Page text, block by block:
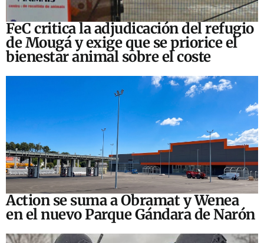
FeC critica la adjudicación del refugio
de Mougá y exige que se priorice el
bienestar animal sobre el coste
Action se suma a Obramat y Wenea
en el nuevo Parque Gándara de Narón